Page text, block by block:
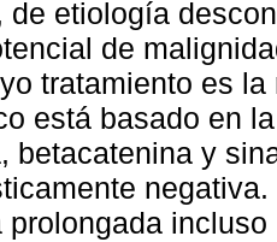
de etiología
de
tratamiento es
está basado en
betacatenina y
prolongada